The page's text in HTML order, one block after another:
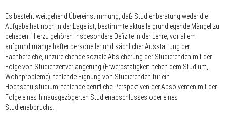
Es besteht weitgehend Übereinstimmung, daß Studienberatung weder die
Aufgabe hat noch in der Lage ist, bestimmte aktuelle grundlegende Mängel zu
beheben. Hierzu gehören insbesondere Defizite in der Lehre, vor allem
aufgrund mangelhafter personeller und sächlicher Ausstattung der
Fachbereiche, unzureichende soziale Absicherung der Studierenden mit der
Folge von Studienzeitverlängerung (Erwerbstätigkeit neben dem Studium,
Wohnprobleme), fehlende Eignung von Studierenden für ein
Hochschulstudium, fehlende berufliche Perspektiven der Absolventen mit der
Folge eines hinausgezögerten Studienabschlusses oder eines
Studienabbruchs.